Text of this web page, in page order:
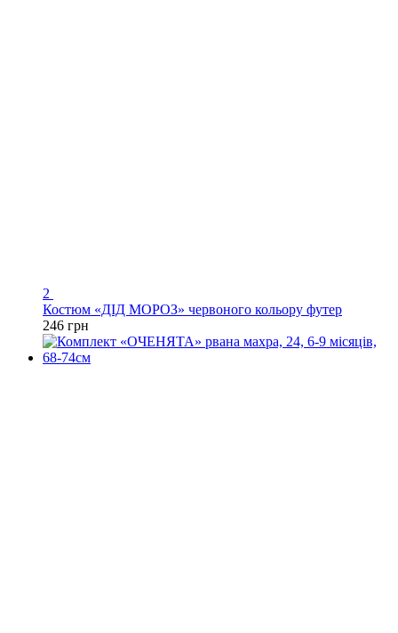
2
Костюм «ДІД МОРОЗ» червоного кольору футер
246 грн